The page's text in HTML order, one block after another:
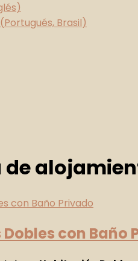
)
(Portugués, Brasil)
con Baño